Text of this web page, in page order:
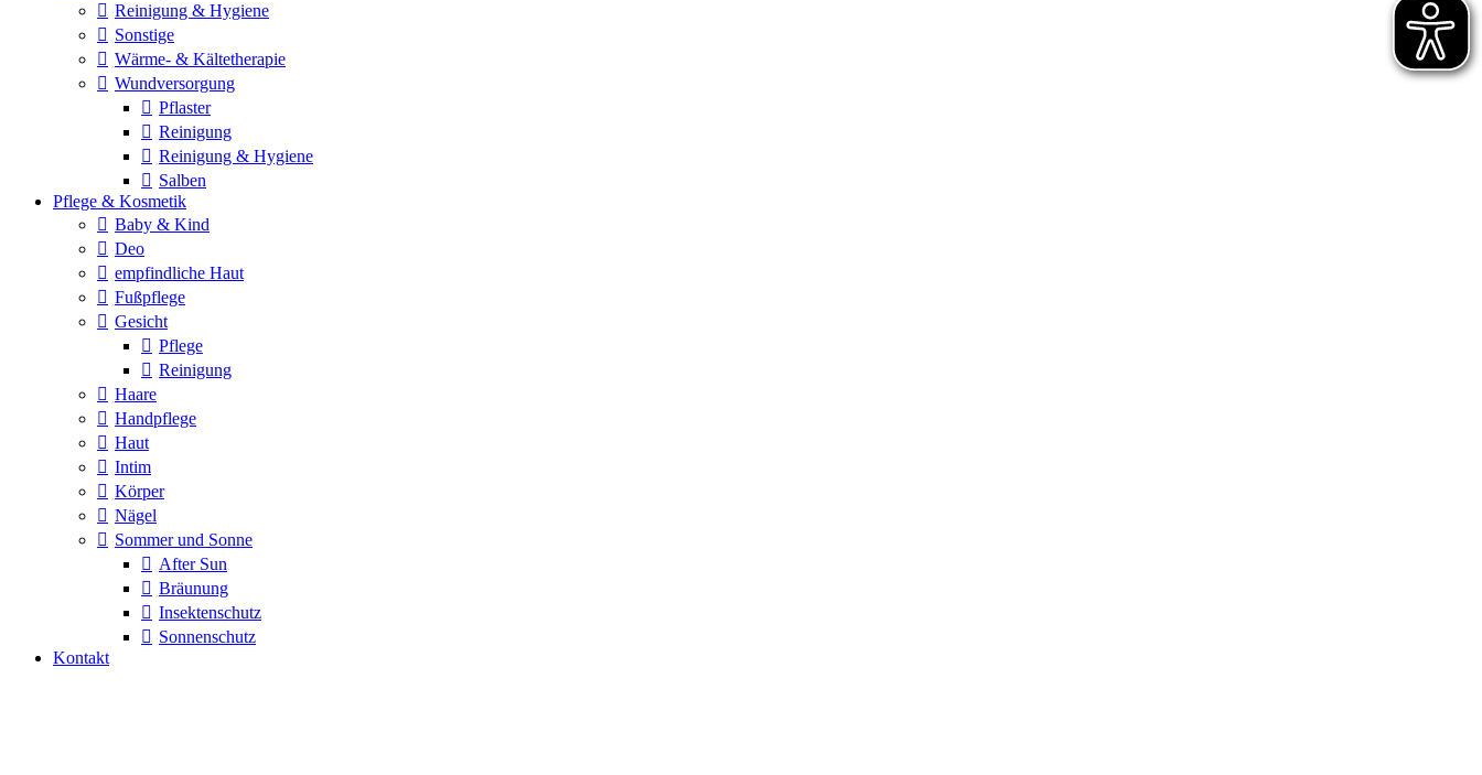
Reinigung & Hygiene
Sonstige
Wärme- & Kältetherapie
Wundversorgung
Pflaster
Reinigung
Reinigung & Hygiene
Salben
Pflege & Kosmetik
Baby & Kind
Deo
empfindliche Haut
Fußpflege
Gesicht
Pflege
Reinigung
Haare
Handpflege
Haut
Intim
Körper
Nägel
Sommer und Sonne
After Sun
Bräunung
Insektenschutz
Sonnenschutz
Kontakt